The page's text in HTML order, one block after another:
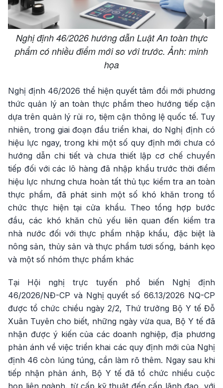
Nghị định 46/2026 hướng dẫn Luật An toàn thực
phẩm có nhiều điểm mới so với trước. Ảnh: minh
họa
Nghị định 46/2026 thể hiện quyết tâm đổi mới phương
thức quản lý an toàn thực phẩm theo hướng tiếp cận
dựa trên quản lý rủi ro, tiệm cận thông lệ quốc tế. Tuy
nhiên, trong giai đoạn đầu triển khai, do Nghị định có
hiệu lực ngay, trong khi một số quy định mới chưa có
hướng dẫn chi tiết và chưa thiết lập cơ chế chuyển
tiếp đối với các lô hàng đã nhập khẩu trước thời điểm
hiệu lực nhưng chưa hoàn tất thủ tục kiểm tra an toàn
thực phẩm, đã phát sinh một số khó khăn trong tổ
chức thực hiện tại cửa khẩu. Theo tổng hợp bước
đầu, các khó khăn chủ yếu liên quan đến kiểm tra
nhà nước đối với thực phẩm nhập khẩu, đặc biệt là
nông sản, thủy sản và thực phẩm tươi sống, bánh kẹo
và một số nhóm thực phẩm khác
Tại Hội nghị trực tuyến phổ biến Nghị định
46/2026/NĐ-CP và Nghị quyết số 66.13/2026 NQ-CP
được tổ chức chiều ngày 2/2, Thứ trưởng Bộ Y tế Đỗ
Xuân Tuyên cho biết, những ngày vừa qua, Bộ Y tế đã
nhận được ý kiến của các doanh nghiệp, địa phương
phản ánh về việc triển khai các quy định mới của Nghị
định 46 còn lúng túng, cần làm rõ thêm. Ngay sau khi
tiếp nhận phản ánh, Bộ Y tế đã tổ chức nhiều cuộc
họp liên ngành, từ cấp kỹ thuật đến cấp lãnh đạo, với